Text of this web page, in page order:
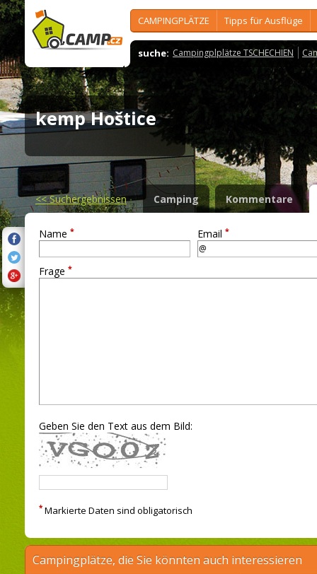
CAMPINGPLÄTZE Tipps für Ausflüge
suche: Campingplplätze TSCHECHIEN
kemp Hoštice
<<Suchergebnissen Camping Kommentare
Name * Email *
Frage *
Geben Sie den Text aus dem Bild:
* Markierte Daten sind obligatorisch
Campingplätze, die Sie könnten auch interessieren